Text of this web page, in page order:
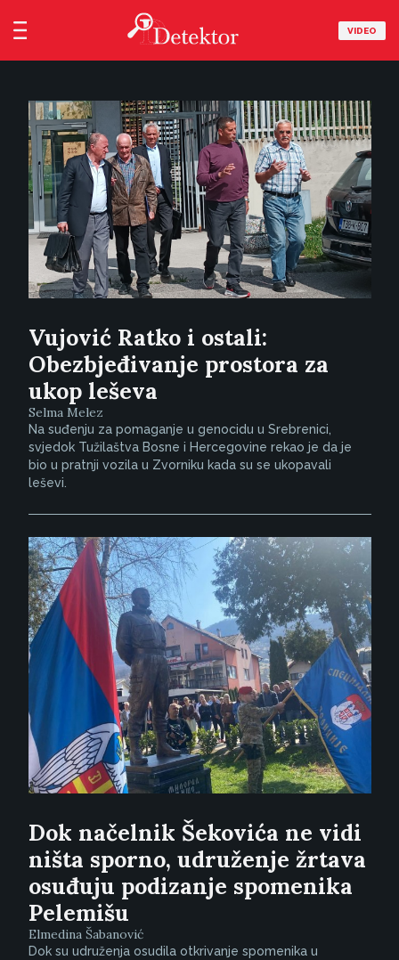
VIDEO
Vujović Ratko i ostali:
Obezbjeđivanje prostora za
ukop leševa
Selma Melez
Na suđenju za pomaganje u genocidu u Srebrenici,
svjedok Tužilaštva Bosne i Hercegovine rekao je da je
bio u pratnji vozila u Zvorniku kada su se ukopavali
leševi.
Dok načelnik Šekovića ne vidi
ništa sporno, udruženje žrtava
osuđuju podizanje spomenika
Pelemišu
Elmedina Šabanović
Dok su udruženja osudila otkrivanje spomenika u